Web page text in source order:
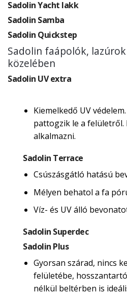
Sadolin Yacht lakk
Sadolin Samba
Sadolin Quickstep
Sadolin faápolók,
közelében
Sadolin UV extra
Kiemelkedő UV
pattogzik le a
alkalmazni.
Sadolin Terrace
Csúszásgátló hatású
Mélyen behatol a fa
Víz- és UV álló
Sadolin Superdec
Sadolin Plus
Gyorsan szárad, nincs
felületébe,
nélkül beltérben is